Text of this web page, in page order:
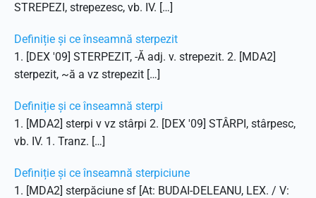
STREPEZI, strepezesc, vb. IV. […]
Definiție și ce înseamnă sterpezit
1. [DEX '09] STERPEZIT, -Ă adj. v. strepezit. 2. [MDA2]
sterpezit, ~ă a vz strepezit […]
Definiție și ce înseamnă sterpi
1. [MDA2] sterpi v vz stârpi 2. [DEX '09] STÂRPI, stârpesc,
vb. IV. 1. Tranz. […]
Definiție și ce înseamnă sterpiciune
1. [MDA2] sterpăciune sf [At: BUDAI-DELEANU, LEX. / V: